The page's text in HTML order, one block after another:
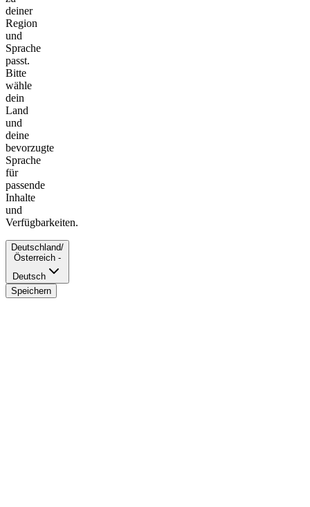
deiner
Region
und
Sprache
passt.
Bitte
wähle
dein
Land
und
deine
bevorzugte
Sprache
für
passende
Inhalte
und
Verfügbarkeiten.
Deutschland/
Österreich -
Deutsch
Speichern